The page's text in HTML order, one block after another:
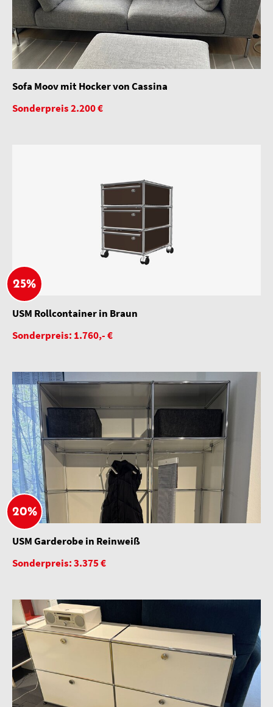
Sofa Moov mit Hocker von Cassina
Sonderpreis 2.200 €
25%
USM Rollcontainer in Braun
Sonderpreis: 1.760,- €
20%
USM Garderobe in Reinweiß
Sonderpreis: 3.375 €